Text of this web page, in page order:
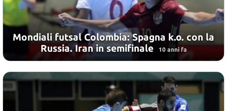
Mondiali futsal Colombia: Spagna k.o. con la
Russia. Iran in semifinale
10 anni fa